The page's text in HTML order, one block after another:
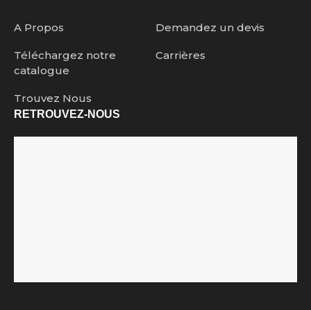
A Propos Demandez un devis
Téléchargez notre
catalogue
Carrières
Trouvez Nous
RETROUVEZ-NOUS